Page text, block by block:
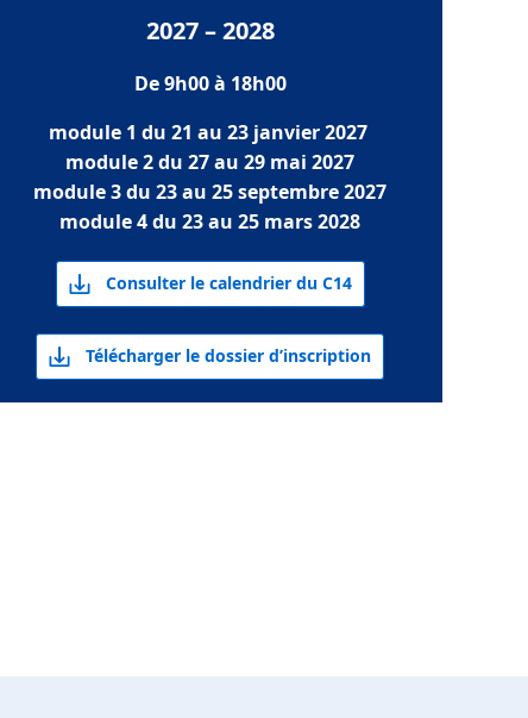
2027 – 2028
De 9h00 à 18h00
module 1 du 21 au 23 janvier 2027
module 2 du 27 au 29 mai 2027
module 3 du 23 au 25 septembre 2027
module 4 du 23 au 25 mars 2028
Consulter le calendrier du C14
Télécharger le dossier d’inscription